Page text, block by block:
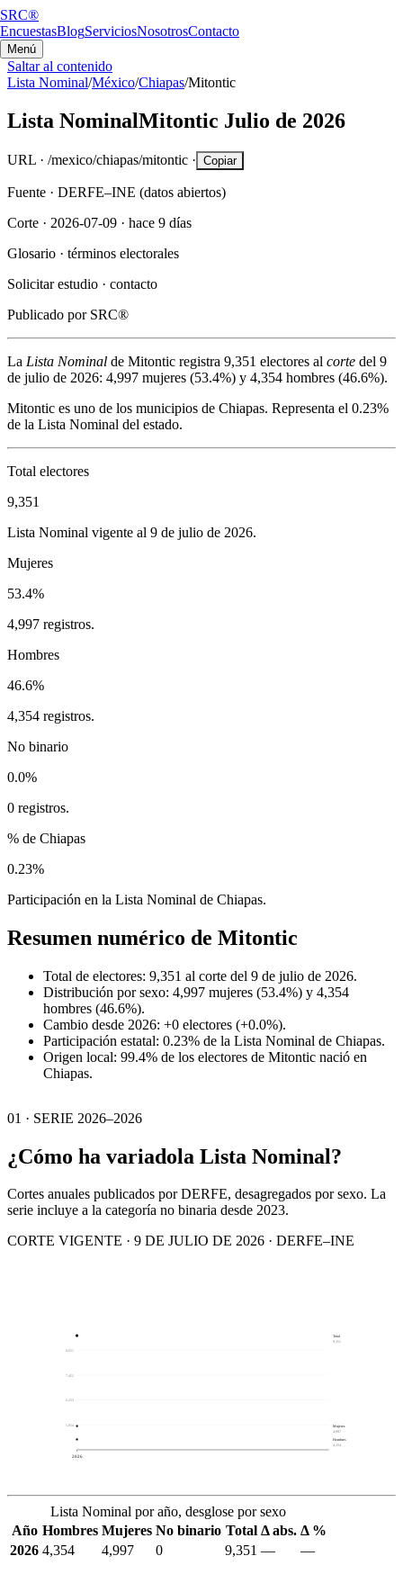
SRC®
EncuestasBlogServiciosNosotrosContacto
Menú
Saltar al contenido
Lista Nominal/México/Chiapas/Mitontic
Lista NominalMitontic Julio de 2026
URL · /mexico/chiapas/mitontic · Copiar
Fuente · DERFE–INE (datos abiertos)
Corte · 2026-07-09 · hace 9 días
Glosario · términos electorales
Solicitar estudio · contacto
Publicado por SRC®
La Lista Nominal de Mitontic registra 9,351 electores al corte del 9
de julio de 2026: 4,997 mujeres (53.4%) y 4,354 hombres (46.6%).
Mitontic es uno de los municipios de Chiapas. Representa el 0.23%
de la Lista Nominal del estado.
Total electores
9,351
Lista Nominal vigente al 9 de julio de 2026.
Mujeres
53.4%
4,997 registros.
Hombres
46.6%
4,354 registros.
No binario
0.0%
0 registros.
% de Chiapas
0.23%
Participación en la Lista Nominal de Chiapas.
Resumen numérico de Mitontic
Total de electores: 9,351 al corte del 9 de julio de 2026.
Distribución por sexo: 4,997 mujeres (53.4%) y 4,354
hombres (46.6%).
Cambio desde 2026: +0 electores (+0.0%).
Participación estatal: 0.23% de la Lista Nominal de Chiapas.
Origen local: 99.4% de los electores de Mitontic nació en
Chiapas.
01 · SERIE 2026–2026
¿Cómo ha variadola Lista Nominal?
Cortes anuales publicados por DERFE, desagregados por sexo. La
serie incluye a la categoría no binaria desde 2023.
CORTE VIGENTE · 9 DE JULIO DE 2026 · DERFE–INE
5,054
6,253
7,452
8,651
2026
Total
9,351
Mujeres
4,997
Hombres
4,354
Lista Nominal por año, desglose por sexo
Año Hombres Mujeres No binario Total Δ abs. Δ %
2026 4,354 4,997 0 9,351 — —